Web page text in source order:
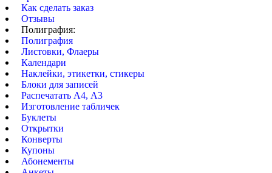
Как сделать заказ
Отзывы
Полиграфия:
Полиграфия
Листовки, Флаеры
Календари
Наклейки, этикетки, стикеры
Блоки для записей
Распечатать А4, А3
Изготовление табличек
Буклеты
Открытки
Конверты
Купоны
Абонементы